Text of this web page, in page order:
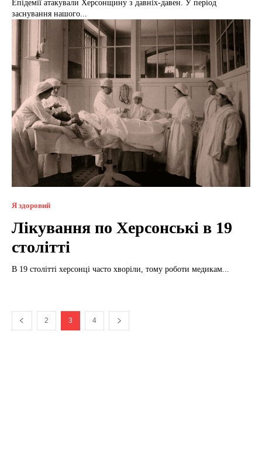
Епідемії атакували Херсонщину з давніх-давен. У період
заснування нашого...
Я здоровий
Лікування по Херсонські в 19
столітті
В 19 столітті херсонці часто хворіли, тому роботи медикам...
2 3 4